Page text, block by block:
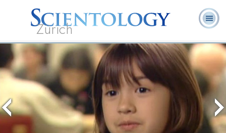
Zürich
L. Ron
Hubbard
Was ist
Scientology?
Ehrenamtliche
Geistliche
Häufig gestellte
Fragen
Bücher